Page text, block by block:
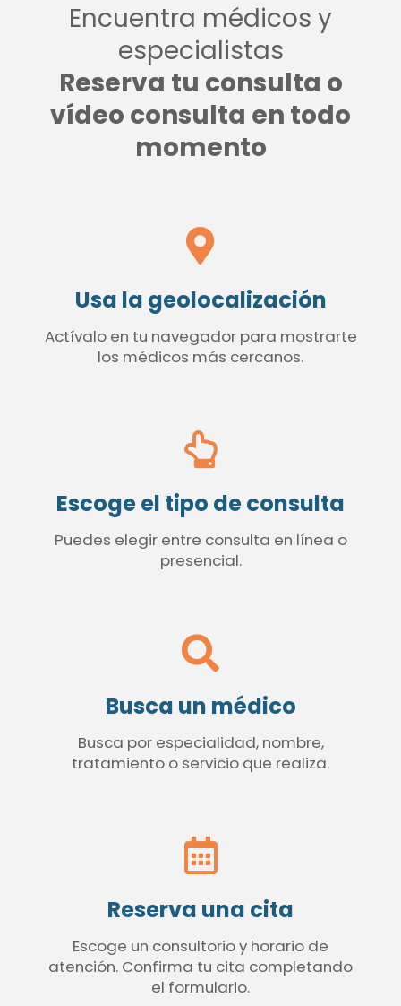
Encuentra médicos y
especialistas
Reserva tu consulta o
vídeo consulta en todo
momento
Usa la geolocalización
Actívalo en tu navegador para mostrarte
los médicos más cercanos.
Escoge el tipo de consulta
Puedes elegir entre consulta en línea o
presencial.
Busca un médico
Busca por especialidad, nombre,
tratamiento o servicio que realiza.
Reserva una cita
Escoge un consultorio y horario de
atención. Confirma tu cita completando
el formulario.